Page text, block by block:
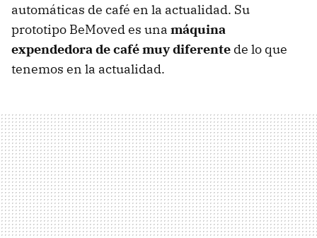
automáticas de café en la actualidad. Su
prototipo BeMoved es una máquina
expendedora de café muy diferente de lo que
tenemos en la actualidad.